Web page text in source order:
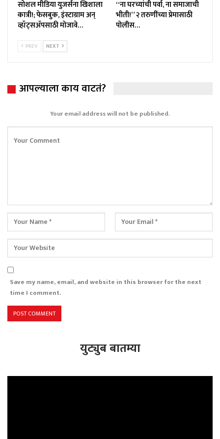
सोशल मीडिया युजर्सना खिशाला
कात्री!; फेसबुक, इंस्टाग्राम अन्
व्हॉट्सॲपसाठी मोजावे…
“ना घरच्यांची पर्वा, ना समाजाची
भीती!” २ तरुणींच्या प्रेमासाठी
पोलीस…
PREV NEXT
आपल्याला काय वाटतं?
Your email address will not be published.
Save my name, email, and website in this browser for the next
time I comment.
युट्युब बातम्या